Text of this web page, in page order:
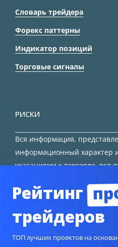
Словарь трейдера
Форекс паттерны
Индикатор позиций
Торговые сигналы
РИСКИ
Вся информация,
информационный характер
указаниями к торговле, вся
Рейтинг
трейдеров
ТОП лучших проектов на